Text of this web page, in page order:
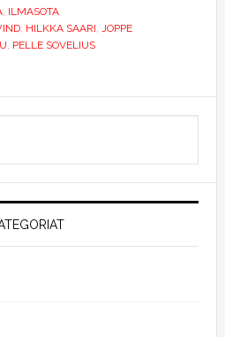
, ILMASOTA
, HILKKA SAARI, JOPPE
, PELLE SOVELIUS